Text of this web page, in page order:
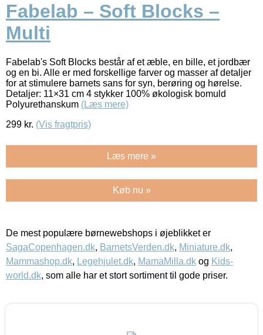
Fabelab – Soft Blocks –
Multi
Fabelab's Soft Blocks består af et æble, en bille, et jordbær
og en bi. Alle er med forskellige farver og masser af detaljer
for at stimulere barnets sans for syn, berøring og hørelse.
Detaljer: 11×31 cm 4 stykker 100% økologisk bomuld
Polyurethanskum (Læs mere)
299 kr. (Vis fragtpris)
Læs mere »
Køb nu »
De mest populære børnewebshops i øjeblikket er
SagaCopenhagen.dk, BarnetsVerden.dk, Miniature.dk,
Mammashop.dk, Legehjulet.dk, MamaMilla.dk og Kids-
world.dk, som alle har et stort sortiment til gode priser.